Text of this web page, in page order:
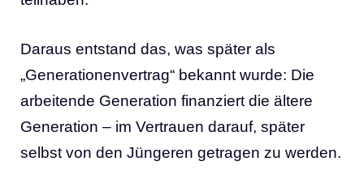
Daraus entstand das, was später als
„Generationenvertrag“ bekannt wurde: Die
arbeitende Generation finanziert die ältere
Generation – im Vertrauen darauf, später
selbst von den Jüngeren getragen zu werden.